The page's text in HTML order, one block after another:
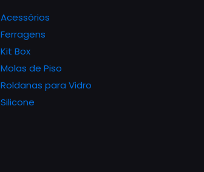
Acessórios
Ferragens
Kit Box
Molas de Piso
Roldanas para Vidro
Silicone